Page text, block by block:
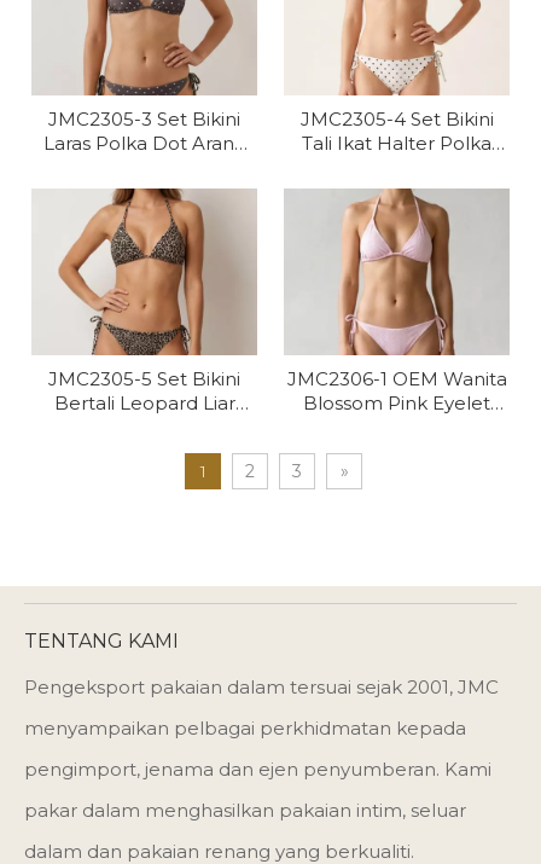
JMC2305-3 Set Bikini
Laras Polka Dot Arang
JMC2305-4 Set Bikini
Tali Ikat Halter Polka
JMC2305-5 Set Bikini
Bertali Leopard Liar
JMC2306-1 OEM Wanita
Blossom Pink Eyelet
1 2 3 »
TENTANG KAMI
Pengeksport pakaian dalam tersuai sejak 2001, JMC
menyampaikan pelbagai perkhidmatan kepada
pengimport, jenama dan ejen penyumberan. Kami
pakar dalam menghasilkan pakaian intim, seluar
dalam dan pakaian renang yang berkualiti.